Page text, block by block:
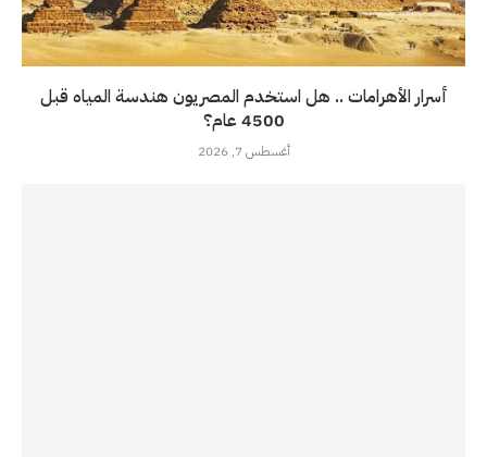
أسرار الأهرامات .. هل استخدم المصريون هندسة المياه قبل
4500 عام؟
أغسطس 7, 2026